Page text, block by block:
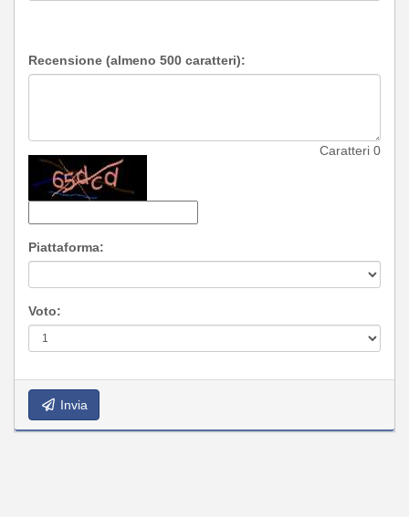
Recensione (almeno 500 caratteri):
Caratteri 0
Piattaforma:
Voto:
Invia